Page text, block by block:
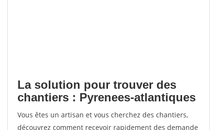
La solution pour trouver des
chantiers : Pyrenees-atlantiques
Vous êtes un artisan et vous cherchez des chantiers,
découvrez comment recevoir rapidement des demande